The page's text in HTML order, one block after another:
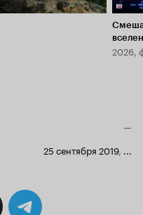
2026,
—
25 сентября 2019, ...